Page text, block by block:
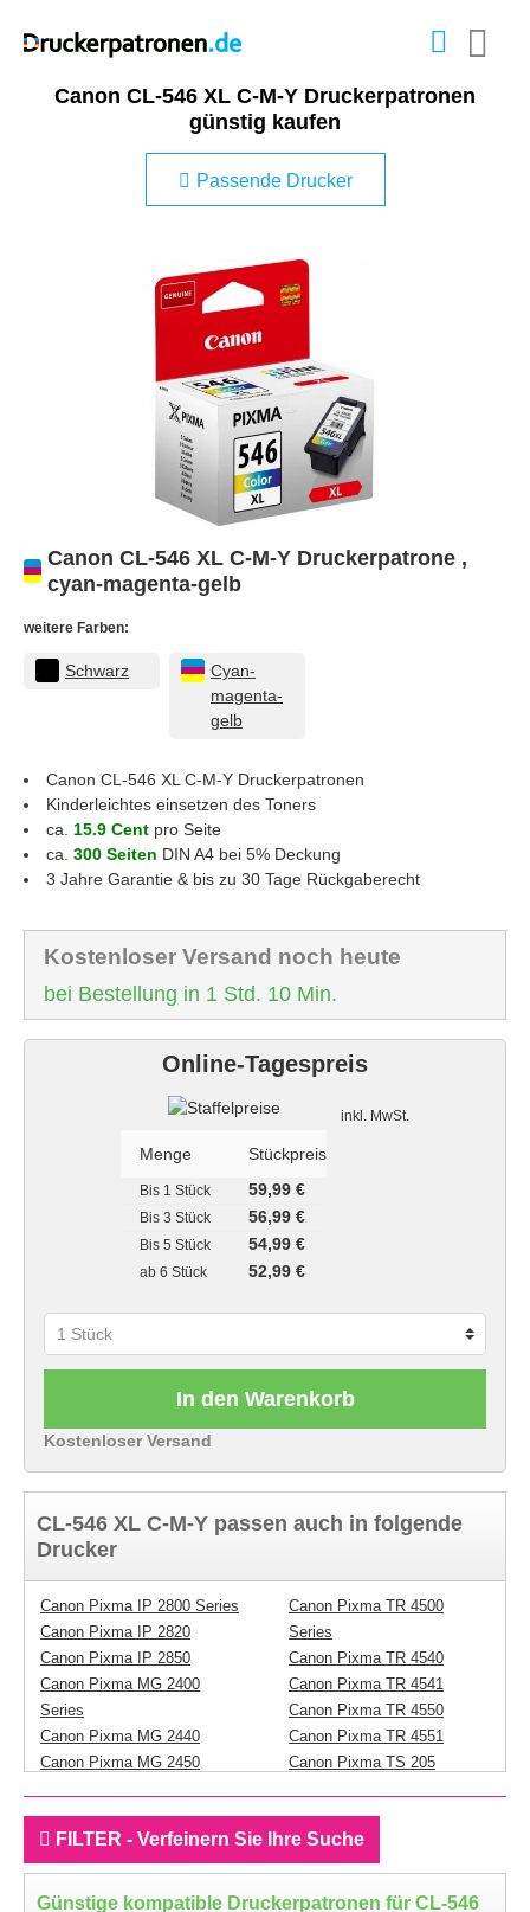
Canon CL-546 XL C-M-Y Druckerpatronen
günstig kaufen
Passende Drucker
Canon CL-546 XL C-M-Y Druckerpatrone ,
cyan-magenta-gelb
weitere Farben:
Schwarz
Cyan-
magenta-
gelb
Canon CL-546 XL C-M-Y Druckerpatronen
Kinderleichtes einsetzen des Toners
ca. 15.9 Cent pro Seite
ca. 300 Seiten DIN A4 bei 5% Deckung
3 Jahre Garantie & bis zu 30 Tage Rückgaberecht
Kostenloser Versand noch heute
bei Bestellung in 1 Std. 10 Min.
Online-Tagespreis
Staffelpreise
Menge Stückpreis
Bis 1 Stück 59,99 €
Bis3 Stück 56,99 €
Bis5 Stück 54,99 €
ab6 Stück 52,99 €
inkl. MwSt.
In den Warenkorb
Kostenloser Versand
CL-546 XL C-M-Y passen auch in folgende
Drucker
Canon Pixma IP 2800 Series
Canon Pixma IP 2820
Canon Pixma IP 2850
Canon Pixma MG 2400
Series
Canon Pixma MG 2440
Canon Pixma MG 2450
Canon Pixma MG 2500
Series
Canon Pixma MG 2540
Canon Pixma MG 2550
Canon Pixma TR 4500
Series
Canon Pixma TR 4540
Canon Pixma TR 4541
Canon Pixma TR 4550
Canon Pixma TR 4551
Canon Pixma TS 205
Canon Pixma TS 304
Canon Pixma TS 305
Canon Pixma TS 3100
Series
FILTER - Verfeinern Sie Ihre Suche
Günstige kompatible Druckerpatronen für CL-546